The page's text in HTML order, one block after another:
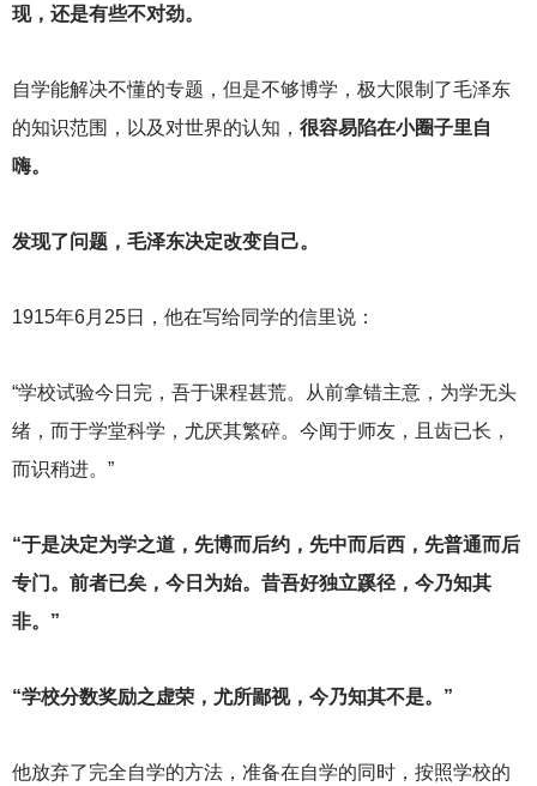
现，还是有些不对劲。
自学能解决不懂的专题，但是不够博学，极大限制了毛泽东
的知识范围，以及对世界的认知， 很容易陷在小圈子里自
嗨。
发现了问题，毛泽东决定改变自己。
1915年6月25日，他在写给同学的信里说：
“学校试验今日完，吾于课程甚荒。从前拿错主意，为学无头
绪，而于学堂科学，尤厌其繁碎。今闻于师友，且齿已长，
而识稍进。”
“于是决定为学之道，先博而后约，先中而后西，先普通而后
专门。前者已矣，今日为始。昔吾好独立蹊径，今乃知其
非。”
“学校分数奖励之虚荣，尤所鄙视，今乃知其不是。”
他放弃了完全自学的方法，准备在自学的同时，按照学校的